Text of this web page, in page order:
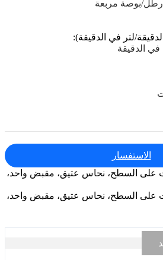
لتر في الدقيقة):
الاستفسار